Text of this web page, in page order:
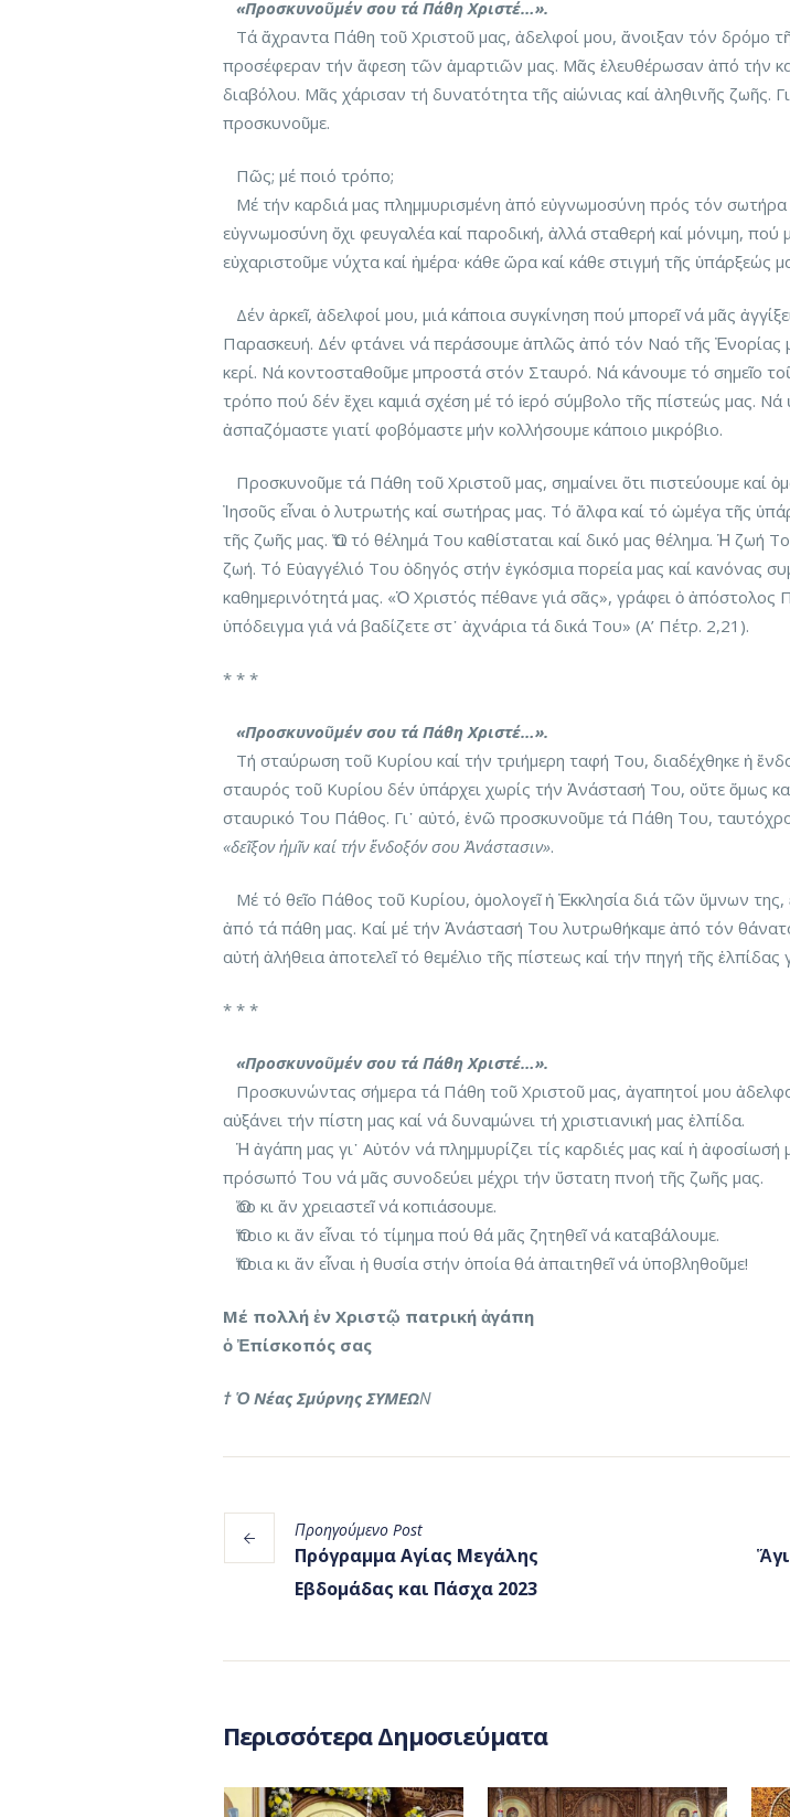
«Προσκυνοῦμέν σου τά Πάθη Χριστέ…».
Τά ἄχραντα Πάθη τοῦ Χριστοῦ μας, ἀδελφοί μου, ἄνοιξαν τόν δρόμο
προσέφεραν τήν ἄφεση τῶν ἁμαρτιῶν μας. Μᾶς ἐλευθέρωσαν ἀπό τήν
διαβόλου. Μᾶς χάρισαν τή δυνατότητα τῆς αἰώνιας καί ἀληθινῆς ζωῆς.
προσκυνοῦμε.
Πῶς; μέ ποιό τρόπο;
Μέ τήν καρδιά μας πλημμυρισμένη ἀπό εὐγνωμοσύνη πρός τόν
εὐγνωμοσύνη ὄχι φευγαλέα καί παροδική, ἀλλά σταθερή καί μόνιμη, πού
εὐχαριστοῦμε νύχτα καί ἡμέρα· κάθε ὥρα καί κάθε στιγμή τῆς ὑπάρξεώς
Δέν ἀρκεῖ, ἀδελφοί μου, μιά κάποια συγκίνηση πού μπορεῖ νά μᾶς
Παρασκευή. Δέν φτάνει νά περάσουμε ἁπλῶς ἀπό τόν Ναό τῆς Ἐνορίας
κερί. Νά κοντοσταθοῦμε μπροστά στόν Σταυρό. Νά κάνουμε τό σημεῖο
τρόπο πού δέν ἔχει καμιά σχέση μέ τό ἱερό σύμβολο τῆς πίστεώς μας.
ἀσπαζόμαστε γιατί φοβόμαστε μήν κολλήσουμε κάποιο μικρόβιο.
Προσκυνοῦμε τά Πάθη τοῦ Χριστοῦ μας, σημαίνει ὅτι πιστεύουμε καί
Ἰησοῦς εἶναι ὁ λυτρωτής καί σωτήρας μας. Τό ἄλφα καί τό ὠμέγα τῆς
τῆς ζωῆς μας. Ὅτι τό θέλημά Του καθίσταται καί δικό μας θέλημα. Ἡ ζωή
ζωή. Τό Εὐαγγέλιό Του ὁδηγός στήν ἐγκόσμια πορεία μας καί κανόνας
καθημερινότητά μας. «Ὁ Χριστός πέθανε γιά σᾶς», γράφει ὁ
ὑπόδειγμα γιά νά βαδίζετε στ᾽ ἀχνάρια τά δικά Του» (Α’ Πέτρ. 2,21).
* * *
«Προσκυνοῦμέν σου τά Πάθη Χριστέ…».
Τή σταύρωση τοῦ Κυρίου καί τήν τριήμερη ταφή Του, διαδέχθηκε ἡ
σταυρός τοῦ Κυρίου δέν ὑπάρχει χωρίς τήν Ἀνάστασή Του, οὔτε ὅμως
σταυρικό Του Πάθος. Γι᾽ αὐτό, ἐνῶ προσκυνοῦμε τά Πάθη Του,
«δεῖξον ἡμῖν καί τήν ἔνδοξόν σου Ἀνάστασιν».
Μέ τό θεῖο Πάθος τοῦ Κυρίου, ὁμολογεῖ ἡ Ἐκκλησία διά τῶν ὕμνων της,
ἀπό τά πάθη μας. Καί μέ τήν Ἀνάστασή Του λυτρωθήκαμε ἀπό τόν
αὐτή ἀλήθεια ἀποτελεῖ τό θεμέλιο τῆς πίστεως καί τήν πηγή τῆς ἐλπίδας
* * *
«Προσκυνοῦμέν σου τά Πάθη Χριστέ…».
Προσκυνώντας σήμερα τά Πάθη τοῦ Χριστοῦ μας, ἀγαπητοί μου
αὐξάνει τήν πίστη μας καί νά δυναμώνει τή χριστιανική μας ἐλπίδα.
Ἡ ἀγάπη μας γι᾽ Αὐτόν νά πλημμυρίζει τίς καρδιές μας καί ἡ ἀφοσίωσή
πρόσωπό Του νά μᾶς συνοδεύει μέχρι τήν ὕστατη πνοή τῆς ζωῆς μας.
Ὅσο κι ἄν χρειαστεῖ νά κοπιάσουμε.
Ὅποιο κι ἄν εἶναι τό τίμημα πού θά μᾶς ζητηθεῖ νά καταβάλουμε.
Ὅποια κι ἄν εἶναι ἡ θυσία στήν ὁποία θά ἀπαιτηθεῖ νά ὑποβληθοῦμε!
Μέ πολλή ἐν Χριστῷ πατρική ἀγάπη
ὁ Ἐπίσκοπός σας
† Ὁ Νέας Σμύρνης ΣΥΜΕΩΝ
Προηγούμενο Post
Πρόγραμμα Αγίας Μεγάλης
Εβδομάδας και Πάσχα 2023
Περισσότερα Δημοσιεύματα